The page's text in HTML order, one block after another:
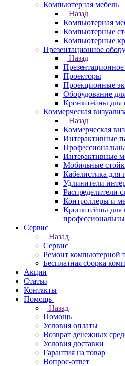
Компьютерная мебель
Назад
Компьютерная
Компьютерные
Компьютерные
Презентационное
Назад
Проекторы
Проекционные
Оборудование
Кронштейны для
Коммерческая
Назад
Коммерческая
Интерактивные
Интерактивные
Мобильные
Кабелистика для
Удлинители
Распределители
Контроллеры и
Кронштейны для
Сервис
Назад
Сервис
Ремонт компьютерной
Бесплатная сборка
Акции
Статьи
Контакты
Помощь
Назад
Помощь
Условия оплаты
Возврат денежных
Условия доставки
Гарантия на товар
Вопрос-ответ